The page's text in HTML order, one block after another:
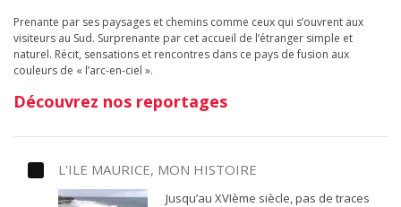
Prenante par ses paysages et chemins comme ceux qui s’ouvrent aux
visiteurs au Sud. Surprenante par cet accueil de l’étranger simple et
naturel. Récit, sensations et rencontres dans ce pays de fusion aux
couleurs de « l’arc-en-ciel ».
Découvrez nos reportages
L'ILE MAURICE, MON HISTOIRE
Jusqu’au XVIème siècle, pas de traces